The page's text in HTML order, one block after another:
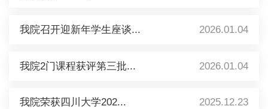
我院召开迎新年学生座谈... 2026.01.04
我院2门课程获评第三批... 2026.01.04
我院荣获四川大学202... 2025.12.23